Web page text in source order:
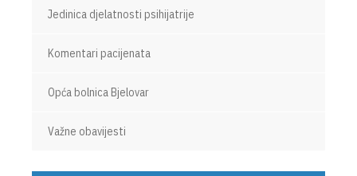
Jedinica djelatnosti psihijatrije
Komentari pacijenata
Opća bolnica Bjelovar
Važne obavijesti